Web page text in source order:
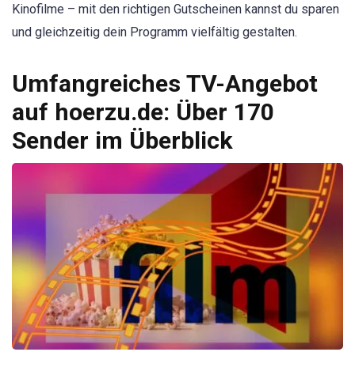
Kinofilme – mit den richtigen Gutscheinen kannst du sparen
und gleichzeitig dein Programm vielfältig gestalten.
Umfangreiches TV-Angebot
auf hoerzu.de: Über 170
Sender im Überblick